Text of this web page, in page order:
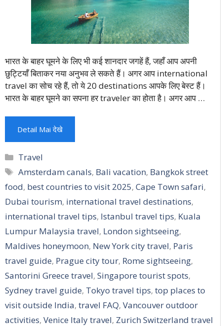
भारत के बाहर घूमने के लिए भी कई शानदार जगहें हैं, जहाँ आप अपनी
छुट्टियाँ बिताकर नया अनुभव ले सकते हैं। अगर आप international
travel का सोच रहे हैं, तो ये 20 destinations आपके लिए बेस्ट हैं।
भारत के बाहर घूमने का सपना हर traveler का होता है। अगर आप …
Detail Mai देखे
Categories
Travel
Tags
Amsterdam canals, Bali vacation, Bangkok street
food, best countries to visit 2025, Cape Town safari,
Dubai tourism, international travel destinations,
international travel tips, Istanbul travel tips, Kuala
Lumpur Malaysia travel, London sightseeing,
Maldives honeymoon, New York city travel, Paris
travel guide, Prague city tour, Rome sightseeing,
Santorini Greece travel, Singapore tourist spots,
Sydney travel guide, Tokyo travel tips, top places to
visit outside India, travel FAQ, Vancouver outdoor
activities, Venice Italy travel, Zurich Switzerland travel